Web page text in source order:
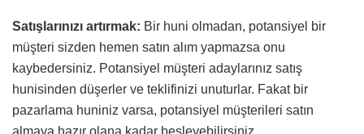
Satışlarınızı artırmak: Bir huni olmadan, potansiyel bir
müşteri sizden hemen satın alım yapmazsa onu
kaybedersiniz. Potansiyel müşteri adaylarınız satış
hunisinden düşerler ve teklifinizi unuturlar. Fakat bir
pazarlama huniniz varsa, potansiyel müşterileri satın
almaya hazır olana kadar besleyebilirsiniz.